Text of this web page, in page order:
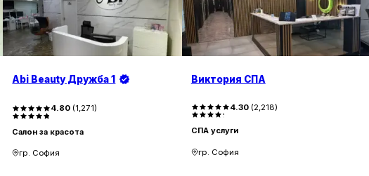
Abi Beauty Дружба 1
4.80 (1,271)
Салон за красота
гр. София
Виктория СПА
4.30(2,218)
СПА услуги
гр. София